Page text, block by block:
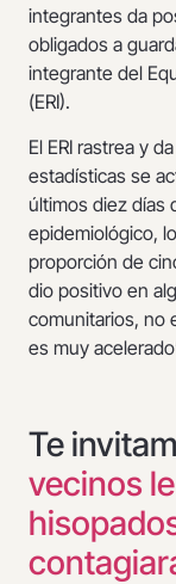
integrantes da
obligados a
integrante del
(ERI).
El ERI rastrea y
estadísticas se
últimos diez días
epidemiológico,
proporción de
dio positivo en
comunitarios, no
es muy
Te
vecinos